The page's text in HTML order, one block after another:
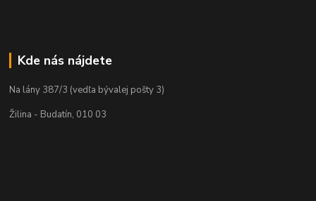
Kde nás nájdete
Na lány 387/3 (vedľa bývalej pošty 3)
Žilina - Budatín, 010 03